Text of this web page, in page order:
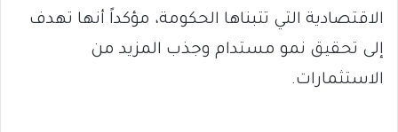
الاقتصادية التي تتبناها الحكومة، مؤكداً أنها تهدف
إلى تحقيق نمو مستدام وجذب المزيد من
الاستثمارات.